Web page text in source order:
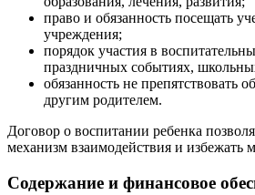
право и обязанность посещать
учреждения;
порядок участия в
праздничных событиях,
обязанность не препятствовать
другим родителем.
Договор о воспитании ребенка
механизм взаимодействия и избежать
Содержание и финансовое